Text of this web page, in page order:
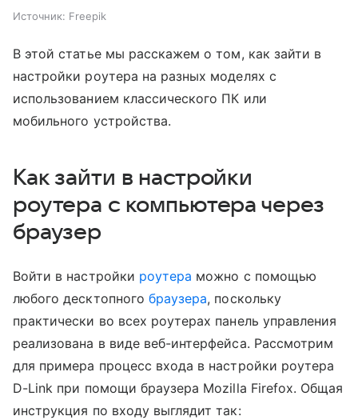
Источник: Freepik
В этой статье мы расскажем о том, как зайти в
настройки роутера на разных моделях с
использованием классического ПК или
мобильного устройства.
Как зайти в настройки
роутера с компьютера через
браузер
Войти в настройки роутера можно с помощью
любого десктопного браузера, поскольку
практически во всех роутерах панель управления
реализована в виде веб-интерфейса. Рассмотрим
для примера процесс входа в настройки роутера
D-Link при помощи браузера Mozilla Firefox. Общая
инструкция по входу выглядит так: